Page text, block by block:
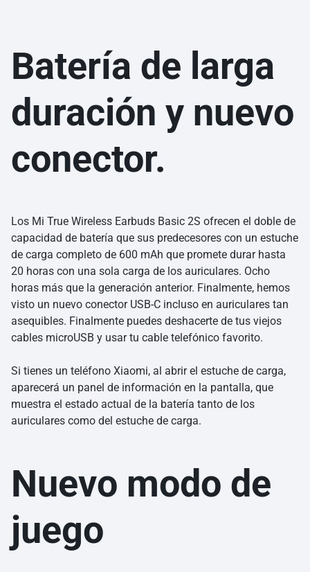
Batería de larga
duración y nuevo
conector.
Los Mi True Wireless Earbuds Basic 2S ofrecen el doble de
capacidad de batería que sus predecesores con un estuche
de carga completo de 600 mAh que promete durar hasta
20 horas con una sola carga de los auriculares. Ocho
horas más que la generación anterior. Finalmente, hemos
visto un nuevo conector USB-C incluso en auriculares tan
asequibles. Finalmente puedes deshacerte de tus viejos
cables microUSB y usar tu cable telefónico favorito.
Si tienes un teléfono Xiaomi, al abrir el estuche de carga,
aparecerá un panel de información en la pantalla, que
muestra el estado actual de la batería tanto de los
auriculares como del estuche de carga.
Nuevo modo de
juego